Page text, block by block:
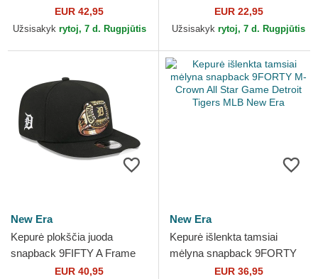
Cooperstown Cord Detroit
Tigers MLB New Era
EUR 42,95
Užsisakyk rytoj, 7 d. Rugpjūtis
Flawless Mesh Detroit Tigers
MLB New Era
EUR 22,95
Užsisakyk rytoj, 7 d. Rugpjūtis
New Era
Kepurė plokščia juoda
snapback 9FIFTY A Frame
Ring Detroit Tigers MLB New
EUR 40,95
New Era
Kepurė išlenkta tamsiai
mėlyna snapback 9FORTY
M-Crown All Star Game
EUR 36,95